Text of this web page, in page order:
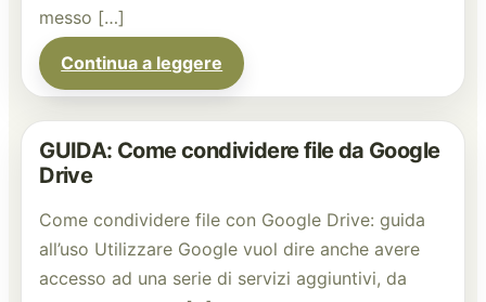
messo […]
Continua a leggere
GUIDA: Come condividere file da Google
Drive
Come condividere file con Google Drive: guida
all’uso Utilizzare Google vuol dire anche avere
accesso ad una serie di servizi aggiuntivi, da